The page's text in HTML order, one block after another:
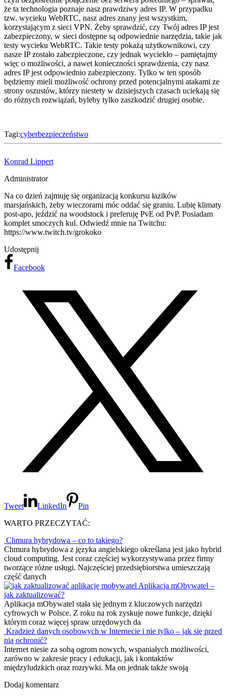
że ta technologia poznaje nasz prawdziwy adres IP. W przypadku
tzw. wycieku WebRTC, nasz adres znany jest wszystkim,
korzystającym z sieci VPN. Żeby sprawdzić, czy Twój adres IP jest
zabezpieczony, w sieci dostępne są odpowiednie narzędzia, takie jak
testy wycieku WebRTC. Takie testy pokażą użytkownikowi, czy
nasze IP zostało zabezpieczone, czy jednak wyciekło – pamiętajmy
więc o możliwości, a nawet konieczności sprawdzenia, czy nasz
adres IP jest odpowiednio zabezpieczony. Tylko w ten sposób
będziemy mieli możliwość ochrony przed potencjalnymi atakami ze
strony oszustów, którzy niestety w dzisiejszych czasach uciekają się
do różnych rozwiązań, byleby tylko zaszkodzić drugiej osobie.
Tagi:cyberbezpieczeństwo
Konrad Lippert
Administrator
Na co dzień zajmuję się organizacją konkursu łazików
marsjańskich, żeby wieczorami móc oddać się graniu. Lubię klimaty
post-apo, jeździć na woodstock i preferuję PvE od PvP. Posiadam
komplet smoczych kul. Odwiedź mnie na Twitchu:
https://www.twitch.tv/grokoko
Udostępnij
Facebook
Tweet LinkedIn
Pin
WARTO PRZECZYTAĆ:
Chmura hybrydowa – co to takiego?
Chmura hybrydowa z języka angielskiego określana jest jako hybrid
cloud computing. Jest coraz częściej wykorzystywana przez firmy
tworzące różne usługi. Najczęściej przedsiębiorstwa umieszczają
część danych
Aplikacja mObywatel –
jak zaktualizować?
Aplikacja mObywatel stała się jednym z kluczowych narzędzi
cyfrowych w Polsce. Z roku na rok zyskuje nowe funkcje, dzięki
którym coraz więcej spraw urzędowych da
Kradzież danych osobowych w Internecie i nie tylko – jak się przed
nią ochronić?
Internet niesie za sobą ogrom nowych, wspaniałych możliwości,
zarówno w zakresie pracy i edukacji, jak i kontaktów
międzyludzkich oraz rozrywki. Ma on jednak także swoją
Dodaj komentarz